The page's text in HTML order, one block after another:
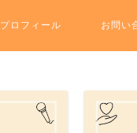
プロフィール お問い